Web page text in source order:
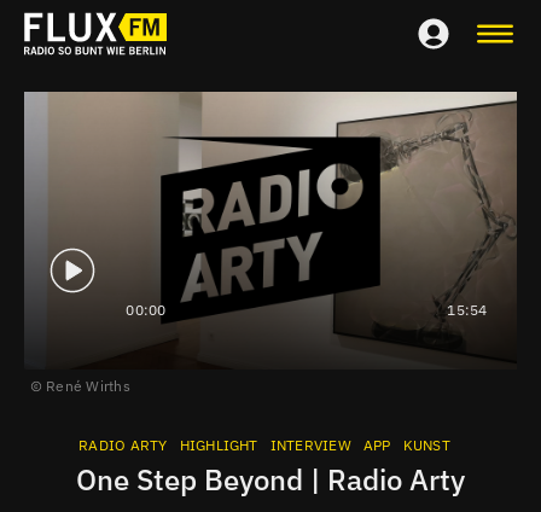
00:00 15:54
René Wirths
RADIO ARTY HIGHLIGHT INTERVIEW APP KUNST
One Step Beyond | Radio Arty